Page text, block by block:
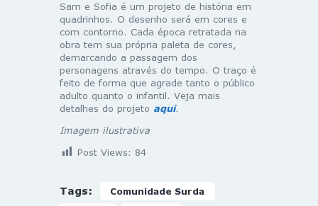
Sam e Sofia é um projeto de história em
quadrinhos. O desenho será em cores e
com contorno. Cada época retratada na
obra tem sua própria paleta de cores,
demarcando a passagem dos
personagens através do tempo. O traço é
feito de forma que agrade tanto o público
adulto quanto o infantil. Veja mais
detalhes do projeto aqui.
Imagem ilustrativa
Post Views: 84
Tags: Comunidade Surda